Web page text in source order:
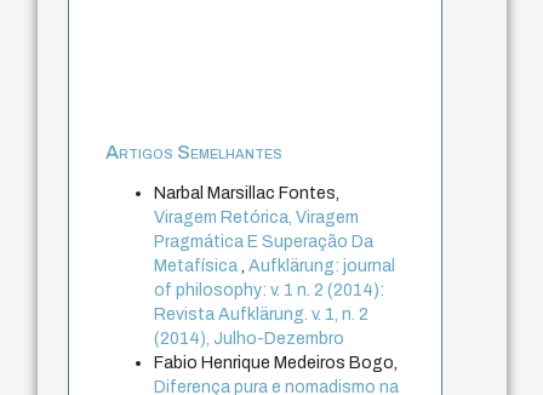
Artigos Semelhantes
Narbal Marsillac Fontes,
Viragem Retórica, Viragem
Pragmática E Superação Da
Metafísica,Aufklärung: journal
of philosophy: v. 1 n. 2 (2014):
Revista Aufklärung. v. 1, n. 2
(2014), Julho-Dezembro
Fabio Henrique Medeiros Bogo,
Diferença pura e nomadismo na